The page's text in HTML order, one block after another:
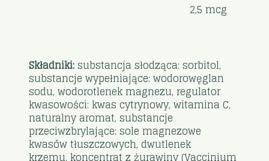
2,5 mcg
Składniki:substancja słodząca: sorbitol,
substancje wypełniające: wodorowęglan
sodu, wodorotlenek magnezu, regulator
kwasowości: kwas cytrynowy, witamina C,
naturalny aromat, substancje
przeciwzbrylające: sole magnezowe
kwasów tłuszczowych, dwutlenek
krzemu, koncentrat z żurawiny (Vaccinium